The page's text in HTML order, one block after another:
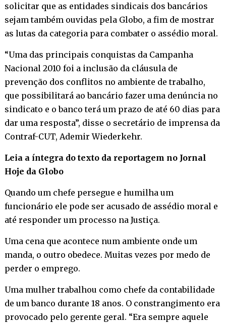
solicitar que as entidades sindicais dos bancários
sejam também ouvidas pela Globo, a fim de mostrar
as lutas da categoria para combater o assédio moral.
“Uma das principais conquistas da Campanha
Nacional 2010 foi a inclusão da cláusula de
prevenção dos conflitos no ambiente de trabalho,
que possibilitará ao bancário fazer uma denúncia no
sindicato e o banco terá um prazo de até 60 dias para
dar uma resposta”, disse o secretário de imprensa da
Contraf-CUT, Ademir Wiederkehr.
Leia a íntegra do texto da reportagem no Jornal
Hoje da Globo
Quando um chefe persegue e humilha um
funcionário ele pode ser acusado de assédio moral e
até responder um processo na Justiça.
Uma cena que acontece num ambiente onde um
manda, o outro obedece. Muitas vezes por medo de
perder o emprego.
Uma mulher trabalhou como chefe da contabilidade
de um banco durante 18 anos. O constrangimento era
provocado pelo gerente geral. “Era sempre aquele